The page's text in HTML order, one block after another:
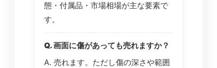
態・付属品・市場相場が主な要素で
す。
Q. 画面に傷があっても売れますか？
A. 売れます。ただし傷の深さや範囲